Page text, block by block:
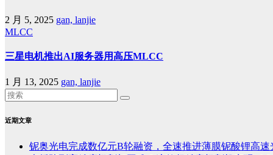
2 月 5, 2025 gan, lanjie
MLCC
三星电机推出AI服务器用高压MLCC
1 月 13, 2025 gan, lanjie
近期文章
铌奥光电完成数亿元B轮融资，全速推进薄膜铌酸锂高速